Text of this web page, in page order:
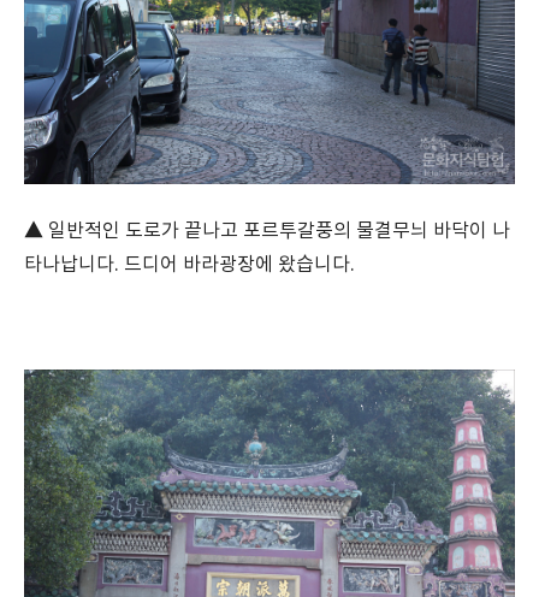
▲ 일반적인 도로가 끝나고 포르투갈풍의 물결무늬 바닥이 나
타나납니다. 드디어 바라광장에 왔습니다.